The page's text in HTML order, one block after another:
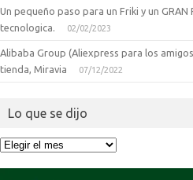
Un pequeño paso para un Friki y un GRAN
tecnologica.
02/02/2023
Alibaba Group (Aliexpress para los
tienda, Miravia
07/12/2022
Lo que se dijo
Lo